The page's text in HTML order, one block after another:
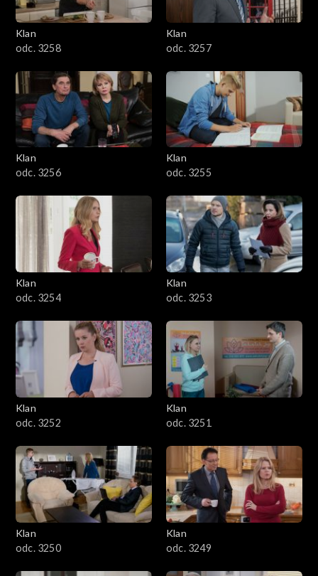
Klan
odc. 3258
Klan
odc. 3257
Klan
odc. 3256
Klan
odc. 3255
Klan
odc. 3254
Klan
odc. 3253
Klan
odc. 3252
Klan
odc. 3251
Klan
odc. 3250
Klan
odc. 3249